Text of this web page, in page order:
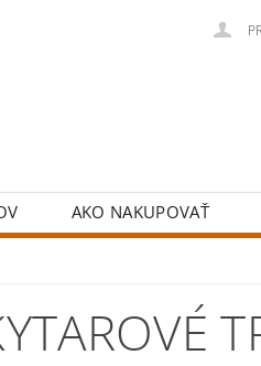
AKO NAKUPOVAŤ